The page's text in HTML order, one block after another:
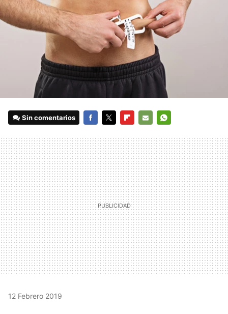
Sin comentarios
MAIL
12 Febrero 2019